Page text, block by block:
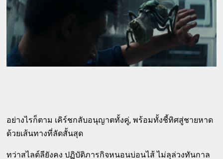
อย่างไรก็ตาม เคิร์ชกลับอนุญาตทั้งคู่, พร้อมทั้งชี้ทิศสู่ชายหาด
ด้วยเส้นทางที่ลัดสั้นสุด
ทว่าสไลต์ลียังคง ปฏิบัติภารกิจหนอนบ่อนไส้ ไม่ลุล่วงทันกาล